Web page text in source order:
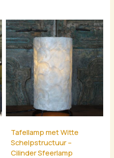
Tafellamp met Witte
Schelpstructuur –
Cilinder Sfeerlamp